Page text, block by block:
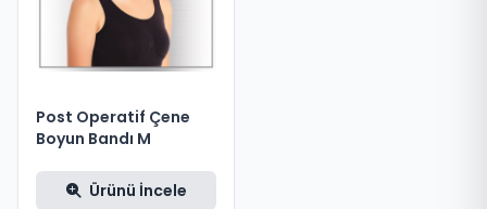
Post Operatif Çene
Boyun Bandı M
Ürünü İncele